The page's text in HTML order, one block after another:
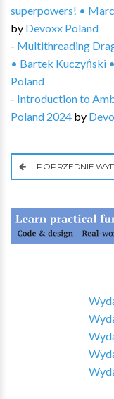
superpowers! •
by Devoxx Poland
- Multithreading
• Bartek Kuczyński
Poland
- Introduction to
Poland 2024 by
POPRZEDNIE